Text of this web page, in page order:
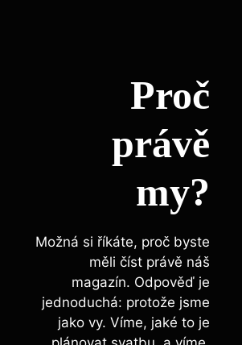
Proč
právě
my?
Možná si říkáte, proč byste
měli číst právě náš
magazín. Odpověď je
jednoduchá: protože jsme
jako vy. Víme, jaké to je